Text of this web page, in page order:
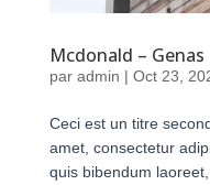
Mcdonald – Genas
par admin | Oct 23,
Ceci est un titre
amet, consectetur
quis bibendum